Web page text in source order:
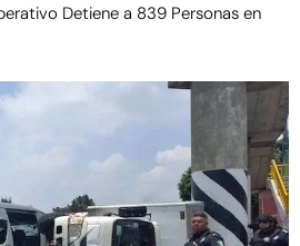
Detiene a 839 Personas en